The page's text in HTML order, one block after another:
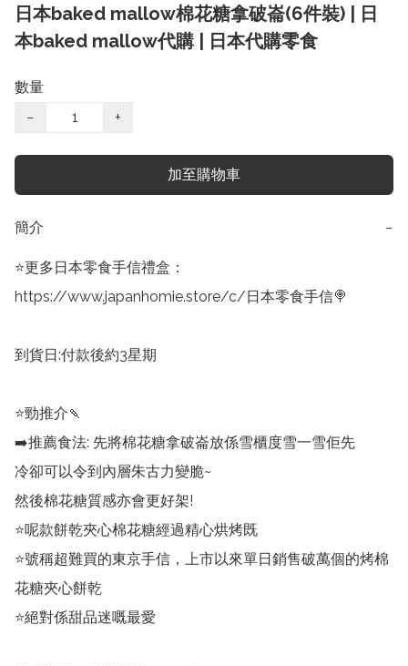
日本baked mallow棉花糖拿破崙(6件裝) | 日
本baked mallow代購 | 日本代購零食
數量
−
+
加至購物車
簡介 −
⭐️更多日本零食手信禮盒：
https://www.japanhomie.store/c/日本零食手信🍭
到貨日:付款後約3星期
⭐️勁推介🍡
➡️推薦食法: 先將棉花糖拿破崙放係雪櫃度雪一雪佢先
冷卻可以令到內層朱古力變脆~
然後棉花糖質感亦會更好架!
⭐️呢款餅乾夾心棉花糖經過精心烘烤既
⭐️號稱超難買的東京手信，上市以來單日銷售破萬個的烤棉
花糖夾心餅乾
⭐️絕對係甜品迷嘅最愛